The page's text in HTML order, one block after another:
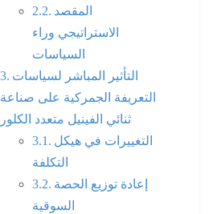
المقصد
الاستراتيجي وراء
السياسات
التأثير المباشر لسياسات
التعريفة الجمركية على صناعة
ثنائي الفينيل متعدد الكلور
التغييرات في هيكل
التكلفة
إعادة توزيع الحصة
السوقية